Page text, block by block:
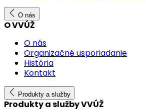
O nás
O VVÚŽ
O nás
Organizačné usporiadanie
História
Kontakt
Produkty a služby
Produkty a služby VVÚŽ